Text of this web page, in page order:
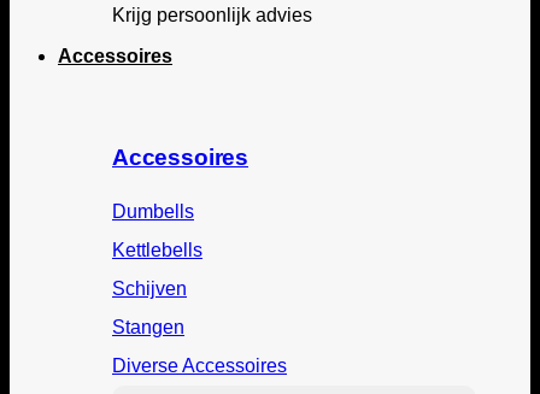
Krijg persoonlijk advies
Accessoires
Accessoires
Dumbells
Kettlebells
Schijven
Stangen
Diverse Accessoires